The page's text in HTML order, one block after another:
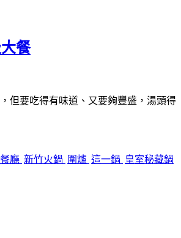
餐
但要吃得有味道、又要夠豐盛，湯頭得
廳 新竹火鍋 圍爐 這一鍋 皇室秘藏鍋